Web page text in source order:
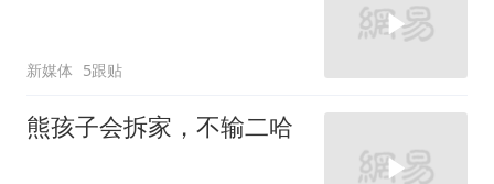
新媒体 5跟贴
熊孩子会拆家，不输二哈